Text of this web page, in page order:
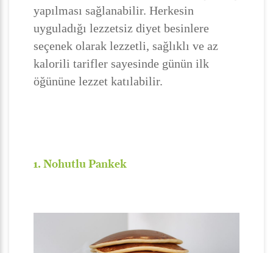
yapılması sağlanabilir. Herkesin
uyguladığı lezzetsiz diyet besinlere
seçenek olarak lezzetli, sağlıklı ve az
kalorili tarifler sayesinde günün ilk
öğününe lezzet katılabilir.
1. Nohutlu Pankek